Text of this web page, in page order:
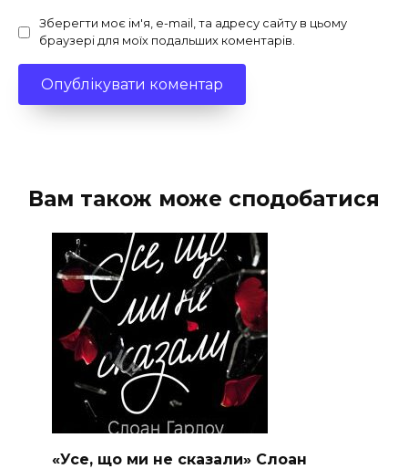
Зберегти моє ім'я, e-mail, та адресу сайту в цьому
браузері для моїх подальших коментарів.
Вам також може сподобатися
«Усе, що ми не сказали» Слоан